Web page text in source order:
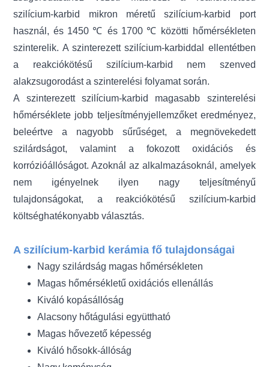
szilícium-karbid mikron méretű szilícium-karbid port
használ, és 1450 ℃ és 1700 ℃ közötti hőmérsékleten
szinterelik. A szinterezett szilícium-karbiddal ellentétben
a reakciókötésű szilícium-karbid nem szenved
alakzsugorodást a szinterelési folyamat során.
A szinterezett szilícium-karbid magasabb szinterelési
hőmérséklete jobb teljesítményjellemzőket eredményez,
beleértve a nagyobb sűrűséget, a megnövekedett
szilárdságot, valamint a fokozott oxidációs és
korrózióállóságot. Azoknál az alkalmazásoknál, amelyek
nem igényelnek ilyen nagy teljesítményű
tulajdonságokat, a reakciókötésű szilícium-karbid
költséghatékonyabb választás.
A szilícium-karbid kerámia fő tulajdonságai
Nagy szilárdság magas hőmérsékleten
Magas hőmérsékletű oxidációs ellenállás
Kiváló kopásállóság
Alacsony hőtágulási együttható
Magas hővezető képesség
Kiváló hősokk-állóság